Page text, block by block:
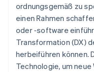
ordnungsgemäß zu
einen Rahmen
oder -software
Transformation (DX)
herbeiführen können.
Technologie, um